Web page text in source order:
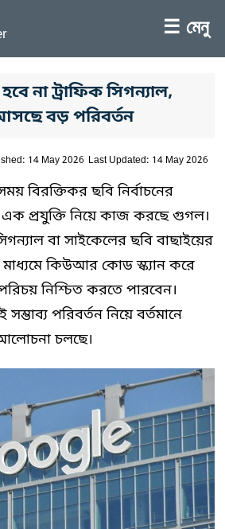
☰ মেনু
না ট্রাফিক সিগন্যাল,
বড় পরিবর্তন
14 May 2026 Last Updated: 14 May 2026
বিরক্তিকর ছবি নির্বাচনের
প্রযুক্তি নিয়ে কাজ করছে গুগল।
বা সাইকেলের ছবি বাছাইয়ের
মাধ্যমে কিউআর কোড স্ক্যান করে
নিশ্চিত করতে পারবেন।
সম্ভাব্য পরিবর্তন নিয়ে বর্তমানে
আলোচনা চলছে।